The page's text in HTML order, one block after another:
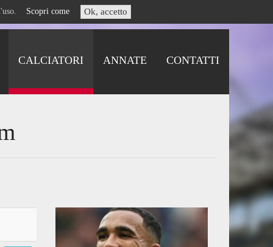
l'uso. Scopri come Ok, accetto
CALCIATORI ANNATE CONTATTI